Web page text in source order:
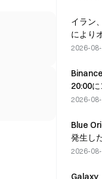
リオを
イラン
により
ズ海峡
2026-
20:00
取引ペ
2026-
Blue
発生し
爆発は
2026-
Galaxy